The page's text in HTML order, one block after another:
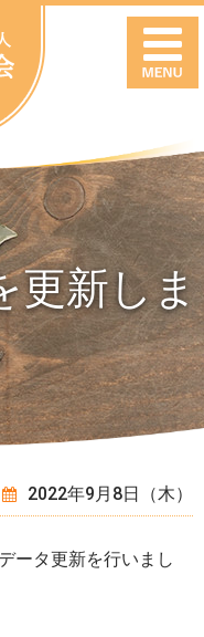
更新しま
2022年9月8日（木）
タ更新を行いまし